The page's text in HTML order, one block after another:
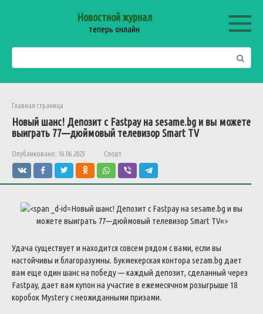
Новостной журнал
теперь онлайн
Главная страница
Новый шанс! Депозит с Fastpay на sesame.bg и вы можете
выиграть 77—дюймовый телевизор Smart TV
Опубликовано: 16.06.2023 Спорт
Новый шанс! Депозит с Fastpayна sesame.bg и вы
можете выиграть 77—дюймовый телевизор Smart TV«>
Удача существует и находится совсем рядом свами, если вы
настойчивы и благоразумны. Букмекерская контора sezam.bg дает
вам еще один шансна победу—каждый депозит, сделанный через
Fastpay, дает вам купон на участие в ежемесячном розыгрыше 18
коробок Mysteryснеожиданными призами.